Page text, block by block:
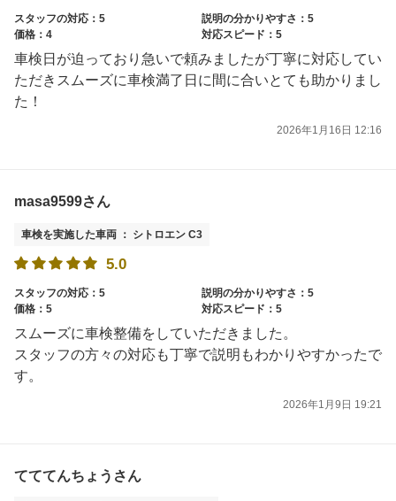
スタッフの対応：5
説明の分かりやすさ：5
価格：4
対応スピード：5
車検日が迫っており急いで頼みましたが丁寧に対応してい
ただきスムーズに車検満了日に間に合いとても助かりまし
た！
2026年1月16日 12:16
masa9599さん
車検を実施した車両 ： シトロエン C3
5.0
スタッフの対応：5
説明の分かりやすさ：5
価格：5
対応スピード：5
スムーズに車検整備をしていただきました。
スタッフの方々の対応も丁寧で説明もわかりやすかったで
す。
2026年1月9日 19:21
てててんちょうさん